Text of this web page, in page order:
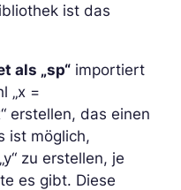
ist das
als „sp“ importiert
„x =
erstellen, das einen
ist möglich,
zu erstellen, je
es gibt. Diese